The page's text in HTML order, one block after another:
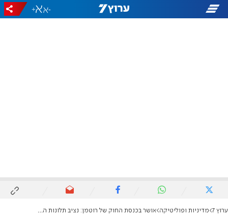
-
+
ערוץ 7 מדיניות ופוליטיקה אושר בכנסת החוק של רוטמן: נציב תלונות הציבור על השופטים ימונה ע"י ועדה בראשות שר המשפטים